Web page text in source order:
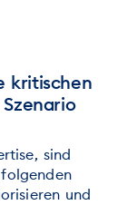
kritischen
sind
und